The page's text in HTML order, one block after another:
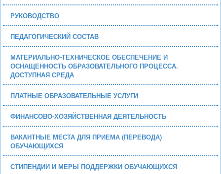
РУКОВОДСТВО
ПЕДАГОГИЧЕСКИЙ СОСТАВ
МАТЕРИАЛЬНО-ТЕХНИЧЕСКОЕ ОБЕСПЕЧЕНИЕ И
ОСНАЩЕННОСТЬ ОБРАЗОВАТЕЛЬНОГО ПРОЦЕССА.
ДОСТУПНАЯ СРЕДА
ПЛАТНЫЕ ОБРАЗОВАТЕЛЬНЫЕ УСЛУГИ
ФИНАНСОВО-ХОЗЯЙСТВЕННАЯ ДЕЯТЕЛЬНОСТЬ
ВАКАНТНЫЕ МЕСТА ДЛЯ ПРИЕМА (ПЕРЕВОДА)
ОБУЧАЮЩИХСЯ
СТИПЕНДИИ И МЕРЫ ПОДДЕРЖКИ ОБУЧАЮЩИХСЯ